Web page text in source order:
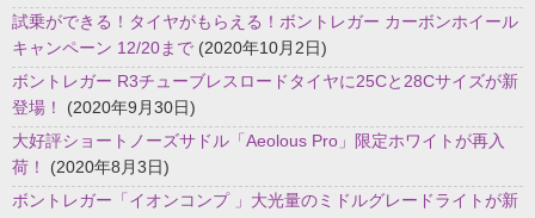
試乗ができる！タイヤがもらえる！ボントレガー カーボンホイール
キャンペーン 12/20まで (2020年10月2日)
ボントレガー R3チューブレスロードタイヤに25Cと28Cサイズが新
登場！
(2020年9月30日)
大好評ショートノーズサドル「Aeolous Pro」限定ホワイトが再入
荷！
(2020年8月3日)
ボントレガー「イオンコンプ 」大光量のミドルグレードライトが新